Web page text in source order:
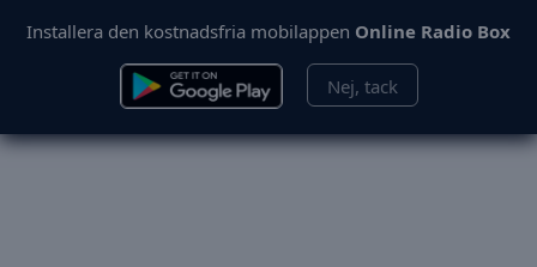
Installera den kostnadsfria mobilappen Online Radio Box
Nej, tack